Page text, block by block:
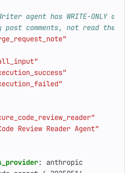
agent has WRITE-ONLY
comments, not read the
Review Reader Agent"
:
anthropic